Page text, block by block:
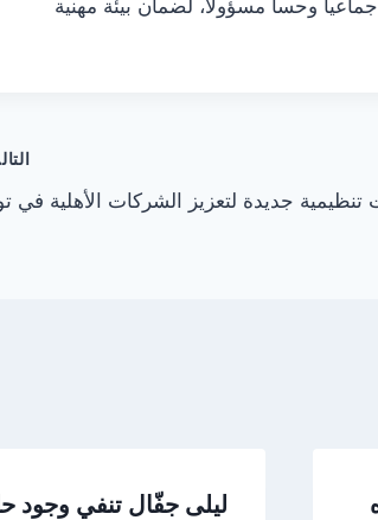
وحساً مسؤولاً، لضمان بيئة مهنية
تنظيمية جديدة لتعزيز الشركات الأهلية في
ليلى جفّال تنفي وجود